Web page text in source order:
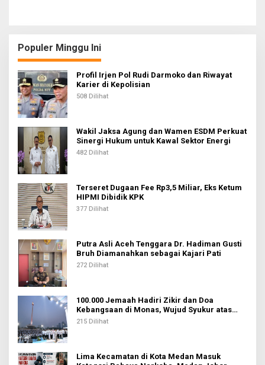
s
i
p
o
s
Populer Minggu Ini
Profil Irjen Pol Rudi Darmoko dan Riwayat
Karier di Kepolisian
508 Dilihat
Wakil Jaksa Agung dan Wamen ESDM Perkuat
Sinergi Hukum untuk Kawal Sektor Energi
482 Dilihat
Terseret Dugaan Fee Rp3,5 Miliar, Eks Ketum
HIPMI Dibidik KPK
377 Dilihat
Putra Asli Aceh Tenggara Dr. Hadiman Gusti
Bruh Diamanahkan sebagai Kajari Pati
272 Dilihat
100.000 Jemaah Hadiri Zikir dan Doa
Kebangsaan di Monas, Wujud Syukur atas
Kemerdekaan Indonesia
215 Dilihat
Lima Kecamatan di Kota Medan Masuk